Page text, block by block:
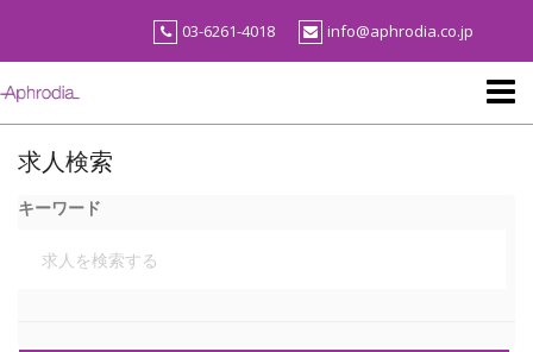
content
03-6261-4018 info@aphrodia.co.jp
求人検索
キーワード